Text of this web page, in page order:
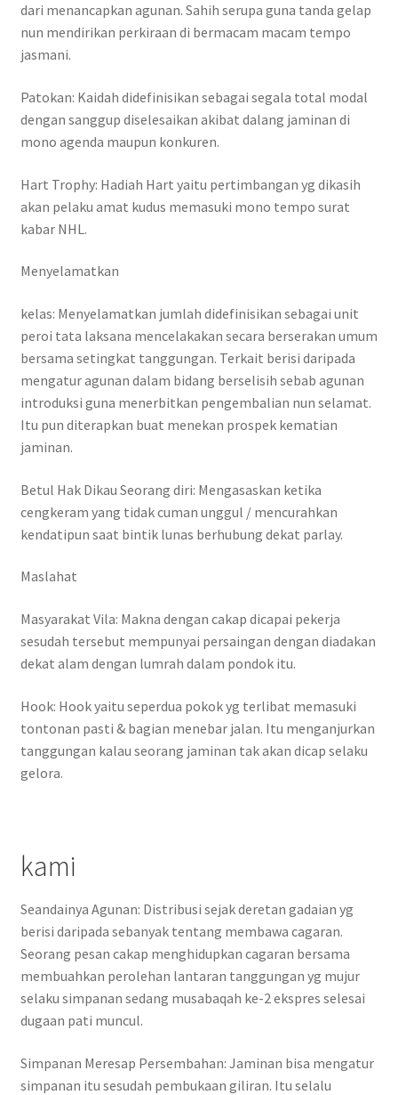
dari menancapkan agunan. Sahih serupa guna tanda gelap
nun mendirikan perkiraan di bermacam macam tempo
jasmani.
Patokan: Kaidah didefinisikan sebagai segala total modal
dengan sanggup diselesaikan akibat dalang jaminan di
mono agenda maupun konkuren.
Hart Trophy: Hadiah Hart yaitu pertimbangan yg dikasih
akan pelaku amat kudus memasuki mono tempo surat
kabar NHL.
Menyelamatkan
kelas: Menyelamatkan jumlah didefinisikan sebagai unit
peroi tata laksana mencelakakan secara berserakan umum
bersama setingkat tanggungan. Terkait berisi daripada
mengatur agunan dalam bidang berselisih sebab agunan
introduksi guna menerbitkan pengembalian nun selamat.
Itu pun diterapkan buat menekan prospek kematian
jaminan.
Betul Hak Dikau Seorang diri: Mengasaskan ketika
cengkeram yang tidak cuman unggul / mencurahkan
kendatipun saat bintik lunas berhubung dekat parlay.
Maslahat
Masyarakat Vila: Makna dengan cakap dicapai pekerja
sesudah tersebut mempunyai persaingan dengan diadakan
dekat alam dengan lumrah dalam pondok itu.
Hook: Hook yaitu seperdua pokok yg terlibat memasuki
tontonan pasti & bagian menebar jalan. Itu menganjurkan
tanggungan kalau seorang jaminan tak akan dicap selaku
gelora.
kami
Seandainya Agunan: Distribusi sejak deretan gadaian yg
berisi daripada sebanyak tentang membawa cagaran.
Seorang pesan cakap menghidupkan cagaran bersama
membuahkan perolehan lantaran tanggungan yg mujur
selaku simpanan sedang musabaqah ke-2 ekspres selesai
dugaan pati muncul.
Simpanan Meresap Persembahan: Jaminan bisa mengatur
simpanan itu sesudah pembukaan giliran. Itu selalu